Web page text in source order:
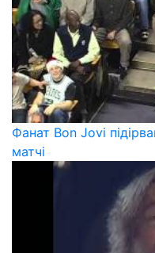
Фанат Bon Jovi
матчі